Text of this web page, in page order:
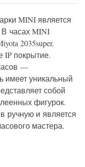
MINI является
В часах MINI
2035super.
IP покрытие.
—
имеет уникальный
собой
фигурок.
ручную и является
мастера.